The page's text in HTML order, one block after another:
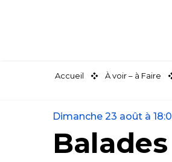
Accueil À voir – à Faire
Dimanche 23 août à